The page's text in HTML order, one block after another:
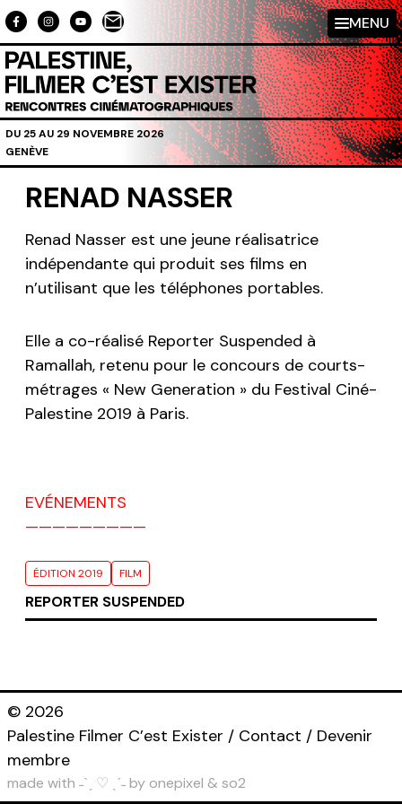
Aller au contenu directement
MENU
DU 25 AU 29 NOVEMBRE 2026
GENÈVE
RENAD NASSER
Renad Nasser est une jeune réalisatrice
indépendante qui produit ses films en
n’utilisant que les téléphones portables.
Elle a co-réalisé Reporter Suspended à
Ramallah, retenu pour le concours de courts-
métrages « New Generation » du Festival Ciné-
Palestine 2019 à Paris.
EVÉNEMENTS
ÉDITION 2019 FILM
REPORTER SUSPENDED
© 2026
Palestine Filmer C’est Exister / Contact / Devenir
membre
made with ˗ˋˏ ♡ ˎˊ˗ by onepixel & so2